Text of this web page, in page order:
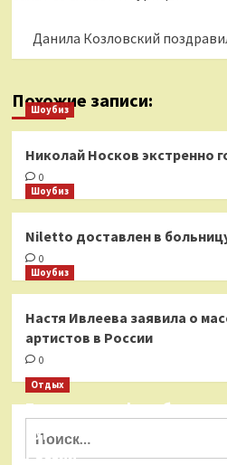
Данила Козловский
Похожие записи:
Шоубиз
Николай Носков экстренно
0
Шоубиз
Niletto доставлен в
0
Шоубиз
Настя Ивлеева заявила о
артистов в России
0
Отдых
Бесплатные фотобанки
туристических
России